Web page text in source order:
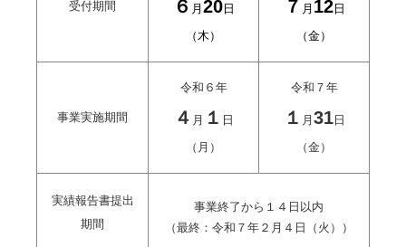
受付期間 ６ 月 20日
（木）
７ 月 12日
（金）
事業実施期間
令和６年
４ 月 １ 日
（月）
令和７年
１ 月 31日
（金）
実績報告書提出
期間
事業終了から１４日以内
（最終：令和７年２月４日（火））